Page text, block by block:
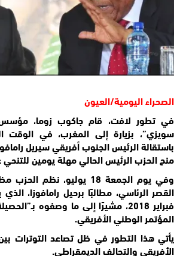
الصحراء اليومية/العيون
في تطور لافت، قام جاكوب زوما،
سويزي”، بزيارة إلى المغرب، في الوقت
باستقالة الرئيس الجنوب أفريقي سيريل
منح الحزب الرئيس الحالي مهلة يومين
وفي يوم الجمعة 18 يوليو، نظم الحزب
فبراير 2018، مشيرًا إلى ما وصفوه
المؤتمر الوطني الأفريقي.
يأتي هذا التطور في ظل تصاعد التوترات
الأفريقي والتحالف الديمقراطي.